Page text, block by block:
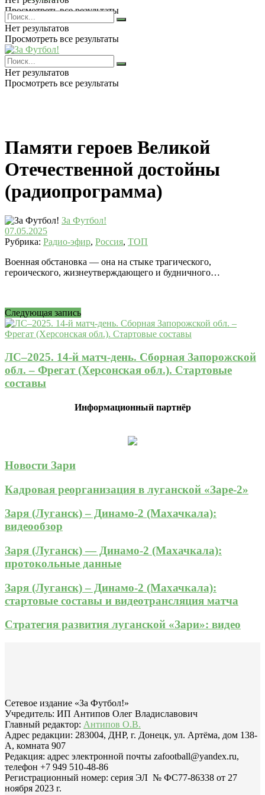
Просмотреть все результаты
Нет результатов
Просмотреть все результаты
Нет результатов
Просмотреть все результаты
Памяти героев Великой
Отечественной достойны
(радиопрограмма)
За Футбол!
07.05.2025
Рубрика: Радио-эфир, Россия, ТОП
Военная обстановка — она на стыке трагического,
героического, жизнеутверждающего и будничного…
Следующая запись
ЛС–2025. 14-й матч-день. Сборная Запорожской
обл. – Фрегат (Херсонская обл.). Стартовые
составы
Информационный партнёр
Новости Зари
Кадровая реорганизация в луганской «Заре-2»
Заря (Луганск) – Динамо-2 (Махачкала):
видеообзор
Заря (Луганск) — Динамо-2 (Махачкала):
протокольные данные
Заря (Луганск) – Динамо-2 (Махачкала):
стартовые составы и видеотрансляция матча
Стратегия развития луганской «Зари»: видео
Сетевое издание «За Футбол!»
Учредитель: ИП Антипов Олег Владиславович
Главный редактор: Антипов О.В.
Адрес редакции: 283004, ДНР, г. Донецк, ул. Артёма, дом 138-
А, комната 907
Редакция: адрес электронной почты zafootball@yandex.ru,
телефон +7 949 510-48-86
Регистрационный номер: серия ЭЛ № ФС77-86338 от 27
ноября 2023 г.